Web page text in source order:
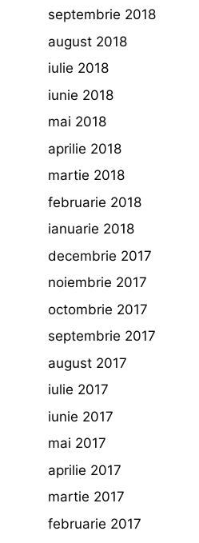
septembrie 2018
august 2018
iulie 2018
iunie 2018
mai 2018
aprilie 2018
martie 2018
februarie 2018
ianuarie 2018
decembrie 2017
noiembrie 2017
octombrie 2017
septembrie 2017
august 2017
iulie 2017
iunie 2017
mai 2017
aprilie 2017
martie 2017
februarie 2017